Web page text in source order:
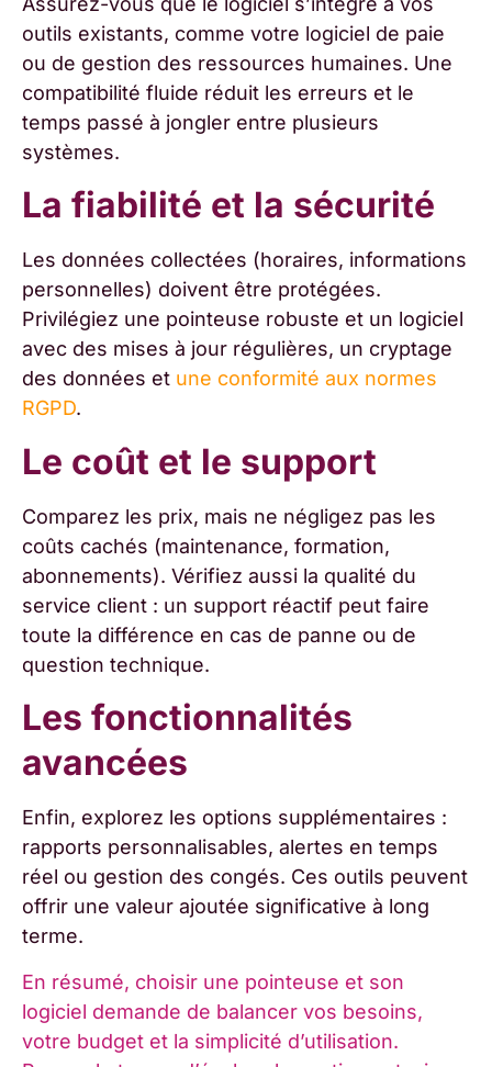
outils existants, comme votre logiciel de paie
ou de gestion des ressources humaines. Une
compatibilité fluide réduit les erreurs et le
temps passé à jongler entre plusieurs
systèmes.
La fiabilité et la sécurité
Les données collectées (horaires, informations
personnelles) doivent être protégées.
Privilégiez une pointeuse robuste et un logiciel
avec des mises à jour régulières, un cryptage
des données et une conformité aux normes
RGPD.
Le coût et le support
Comparez les prix, mais ne négligez pas les
coûts cachés (maintenance, formation,
abonnements). Vérifiez aussi la qualité du
service client : un support réactif peut faire
toute la différence en cas de panne ou de
question technique.
Les fonctionnalités
avancées
Enfin, explorez les options supplémentaires :
rapports personnalisables, alertes en temps
réel ou gestion des congés. Ces outils peuvent
offrir une valeur ajoutée significative à long
terme.
En résumé, choisir une pointeuse et son
logiciel demande de balancer vos besoins,
votre budget et la simplicité d’utilisation.